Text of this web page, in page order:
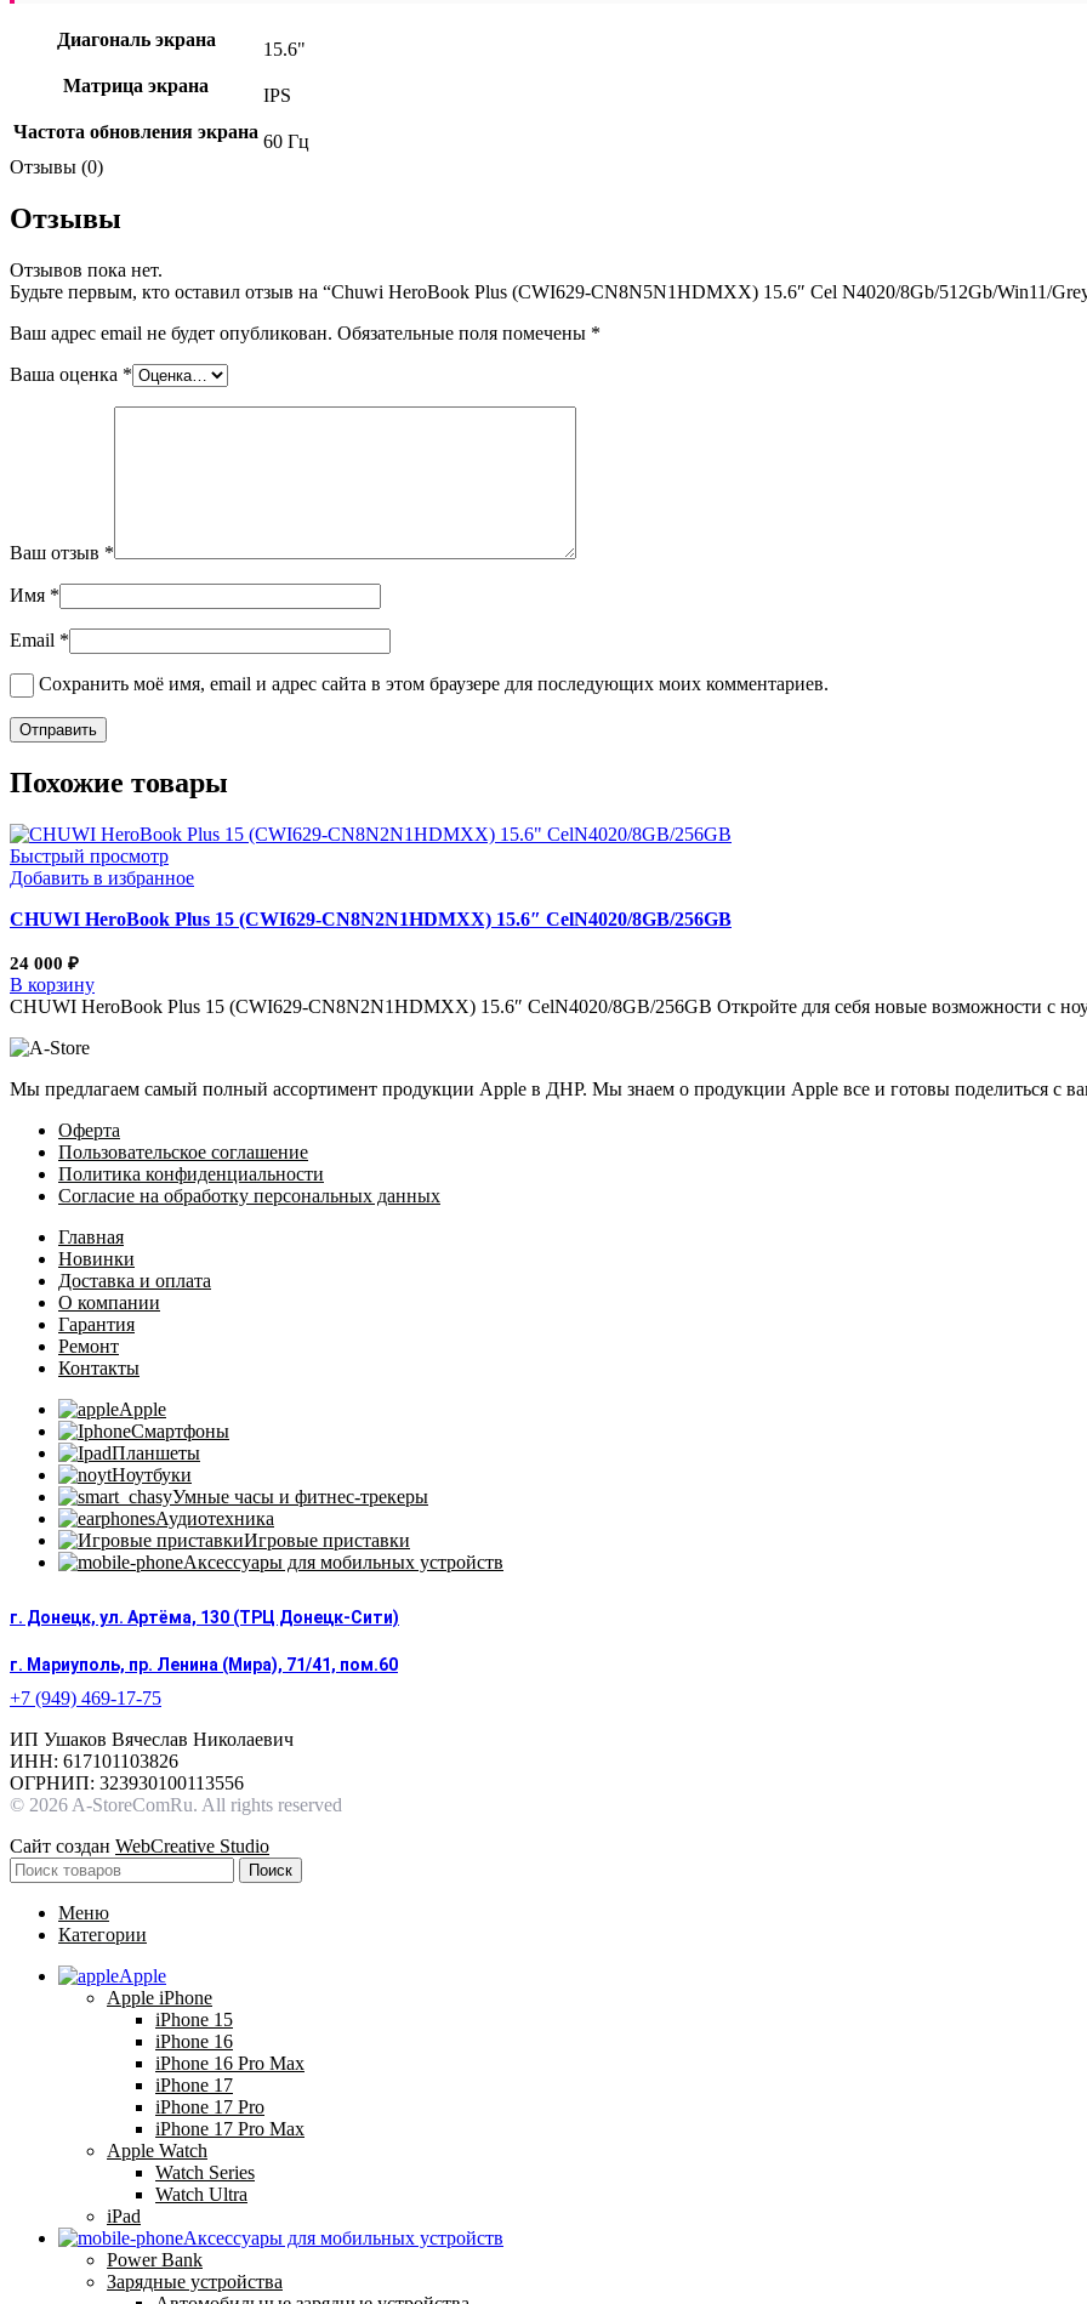
Диагональ экрана
15.6"
Матрица экрана
IPS
Частота обновления экрана 60 Гц
Отзывы (0)
Отзывы
Отзывов пока нет.
Будьте первым, кто оставил отзыв на “Chuwi HeroBook Plus (CWI629-CN8N5N1HDMXX) 15.6″ Cel N4020/8Gb/512Gb/Win11/
Ваш адрес email не будет опубликован. Обязательные поля помечены *
Ваша оценка *
Ваш отзыв *
Имя *
Email *
Сохранить моё имя, email и адрес сайта в этом браузере для последующих моих комментариев.
Похожие товары
Быстрый просмотр
Добавить в избранное
CHUWI HeroBook Plus 15 (CWI629-CN8N2N1HDMXX) 15.6″ CelN4020/8GB/256GB
24 000 ₽
В корзину
CHUWI HeroBook Plus 15 (CWI629-CN8N2N1HDMXX) 15.6″ CelN4020/8GB/256GB Откройте для себя новые возможности с
Мы предлагаем самый полный ассортимент продукции Apple в ДНР. Мы знаем о продукции Apple все и готовы поделиться с
Оферта
Пользовательское соглашение
Политика конфиденциальности
Согласие на обработку персональных данных
Главная
Новинки
Доставка и оплата
О компании
Гарантия
Ремонт
Контакты
Apple
Смартфоны
Планшеты
Ноутбуки
Умные часы и фитнес-трекеры
Аудиотехника
Игровые приставки
Аксессуары для мобильных устройств
г. Донецк, ул. Артёма, 130 (ТРЦ Донецк-Сити)
г. Мариуполь, пр. Ленина (Мира), 71/41, пом.60
+7 (949) 469-17-75
ИП Ушаков Вячеслав Николаевич
ИНН: 617101103826
ОГРНИП: 323930100113556
© 2026 A-StoreComRu. All rights reserved
Сайт создан WebCreative Studio
Поиск
Меню
Категории
Apple
Apple iPhone
iPhone 15
iPhone 16
iPhone 16 Pro Max
iPhone 17
iPhone 17 Pro
iPhone 17 Pro Max
Apple Watch
Watch Series
Watch Ultra
iPad
Аксессуары для мобильных устройств
Power Bank
Зарядные устройства